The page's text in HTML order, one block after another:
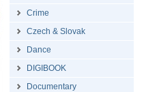
Crime
Czech & Slovak
Dance
DIGIBOOK
Documentary